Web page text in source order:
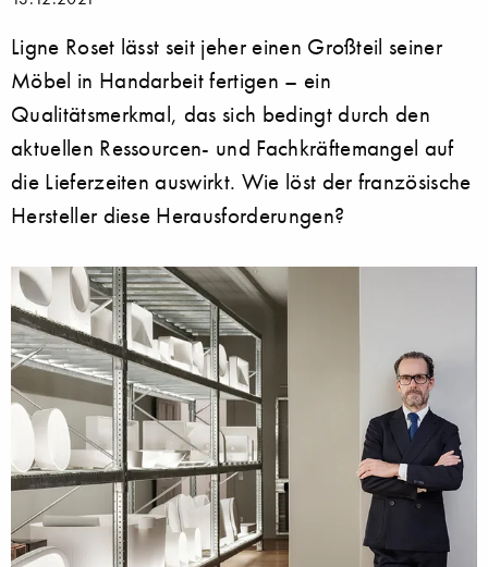
Ligne Roset lässt seit jeher einen Großteil seiner
Möbel in Handarbeit fertigen – ein
Qualitätsmerkmal, das sich bedingt durch den
aktuellen Ressourcen- und Fachkräftemangel auf
die Lieferzeiten auswirkt. Wie löst der französische
Hersteller diese Herausforderungen?